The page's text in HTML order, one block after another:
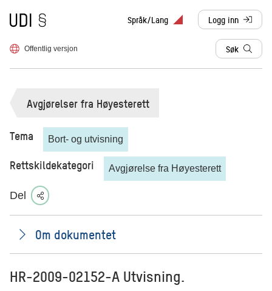
Til forsiden Språk/Lang Logg inn
, sendes til
Offentlig versjon Søk
Avgjørelser fra Høyesterett
Tema Bort- og utvisning
Rettskildekategori Avgjørelse fra Høyesterett
Del
Om dokumentet
HR-2009-02152-A Utvisning.